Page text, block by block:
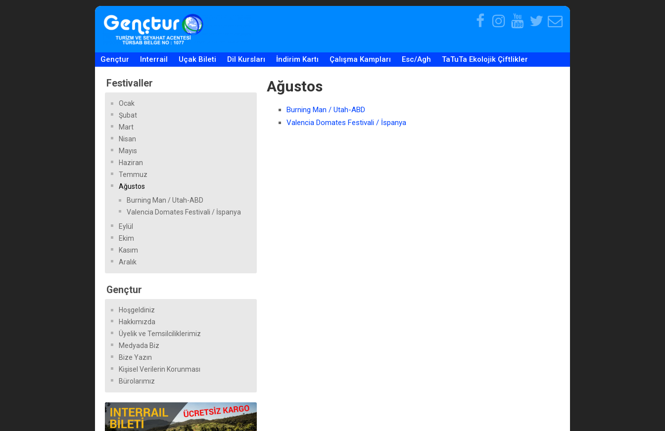
Facebook
Instagram
Youtube
Twitter
E-
Adresimiz
Gençtur Interrail Uçak Bileti Dil Kursları İndirim Kartı Çalışma Kampları Esc/Agh TaTuTa Ekolojik Çiftlikler
Ağustos
Burning Man / Utah-ABD
Valencia Domates Festivali / İspanya
Festivaller
Ocak
Şubat
Mart
Nisan
Mayıs
Haziran
Temmuz
Ağustos
Burning Man / Utah-ABD
Valencia Domates Festivali / İspanya
Eylül
Ekim
Kasım
Aralık
Gençtur
Hoşgeldiniz
Hakkımızda
Üyelik ve Temsilciliklerimiz
Medyada Biz
Bize Yazın
Kişisel Verilerin Korunması
Bürolarımız